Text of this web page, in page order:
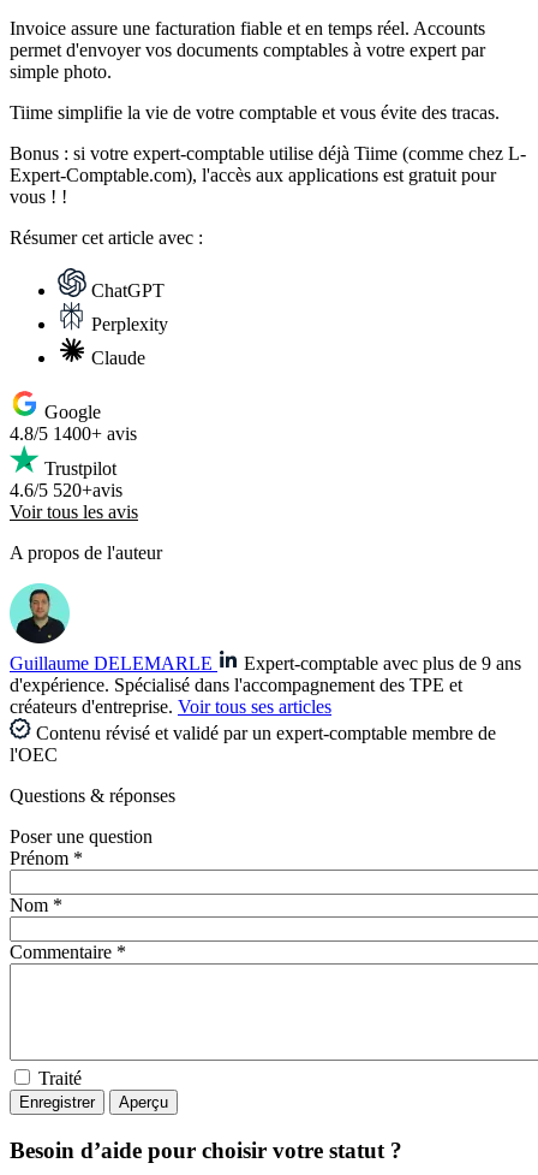
Invoice assure une facturation fiable et en temps réel. Accounts
permet d'envoyer vos documents comptables à votre expert par
simple photo.
Tiime simplifie la vie de votre comptable et vous évite des tracas.
Bonus : si votre expert-comptable utilise déjà Tiime (comme chez L-
Expert-Comptable.com), l'accès aux applications est gratuit pour
vous ! !
Résumercet article avec :
ChatGPT
Perplexity
Claude
Google
4.8/5 1400+ avis
Trustpilot
4.6/5 520+avis
Voir tous les avis
A propos de l'auteur
Guillaume DELEMARLE
Expert-comptable avec plus de 9 ans
d'expérience. Spécialisé dans l'accompagnement des TPE et
créateurs d'entreprise. Voir tous ses articles
Contenu révisé et validé par un expert-comptable membre de
l'OEC
Questions & réponses
Poser une question
Prénom *
Nom *
Commentaire *
Traité
Besoin d’aide pour choisir votre statut ?